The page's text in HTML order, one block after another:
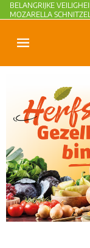
BELANGRIJKE
MOZARELLA SCHNITZEL